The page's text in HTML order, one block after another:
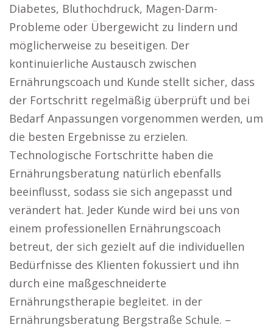
Diabetes, Bluthochdruck, Magen-Darm-
Probleme oder Übergewicht zu lindern und
möglicherweise zu beseitigen. Der
kontinuierliche Austausch zwischen
Ernährungscoach und Kunde stellt sicher, dass
der Fortschritt regelmäßig überprüft und bei
Bedarf Anpassungen vorgenommen werden, um
die besten Ergebnisse zu erzielen.
Technologische Fortschritte haben die
Ernährungsberatung natürlich ebenfalls
beeinflusst, sodass sie sich angepasst und
verändert hat. Jeder Kunde wird bei uns von
einem professionellen Ernährungscoach
betreut, der sich gezielt auf die individuellen
Bedürfnisse des Klienten fokussiert und ihn
durch eine maßgeschneiderte
Ernährungstherapie begleitet. in der
Ernährungsberatung Bergstraße Schule. –